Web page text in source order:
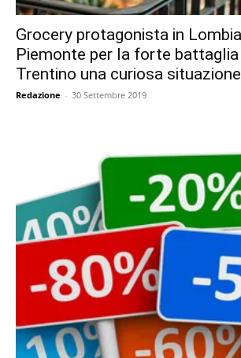
Grocery protagonista in
Piemonte per la forte
Trentino una curiosa situazione
Redazione - 30 Settembre 2019